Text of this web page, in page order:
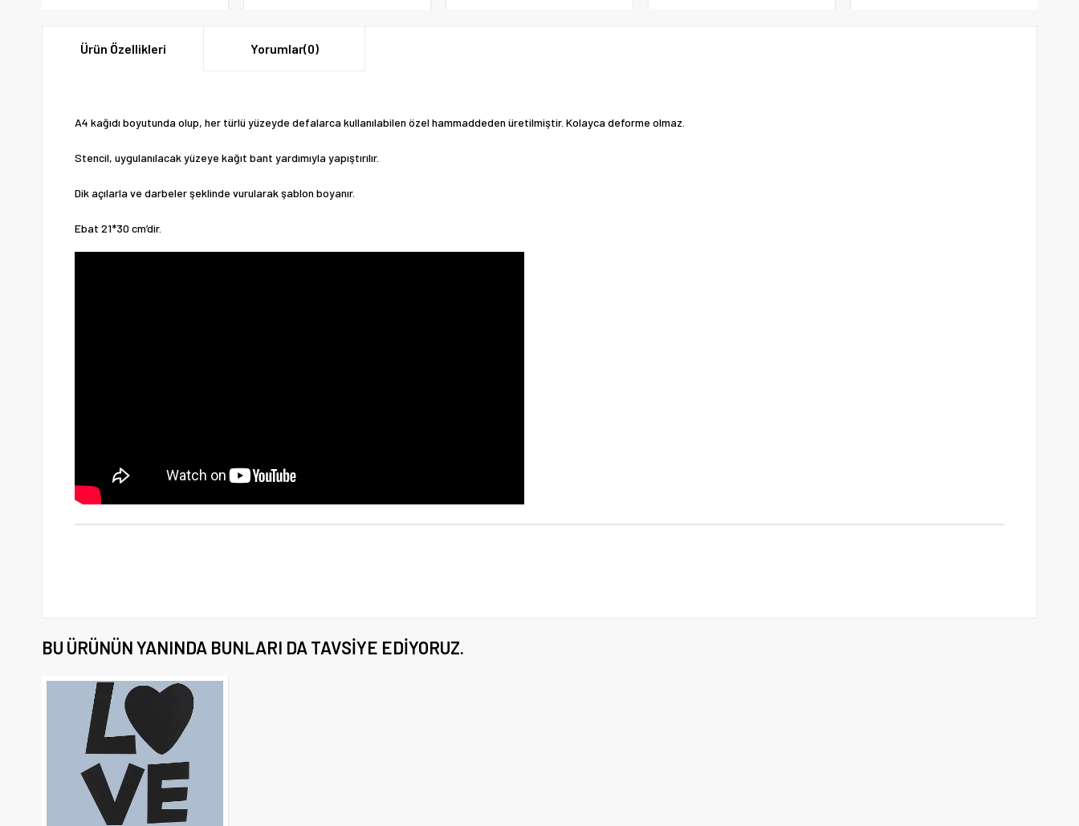
Ürün Özellikleri Yorumlar(0)
A4 kağıdı boyutunda olup, her türlü yüzeyde defalarca kullanılabilen özel hammaddeden üretilmiştir. Kolayca deforme olmaz.
Stencil, uygulanılacak yüzeye kağıt bant yardımıyla yapıştırılır.
Dik açılarla ve darbeler şeklinde vurularak şablon boyanır.
Ebat 21*30 cm’dir.
BU ÜRÜNÜN YANINDA BUNLARI DA TAVSIYE EDIYORUZ.